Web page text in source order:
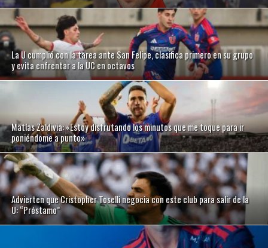
La U cumplió con la tarea ante San Felipe, clasifica primero en su grupo
y evita enfrentar a la UC en octavos
Matías Zaldivia: «Estoy disfrutando los minutos que me toque para ir
poniéndome a punto»
Advierten que Cristopher Toselli negocia con este club para salir de la
U: “Préstamo”